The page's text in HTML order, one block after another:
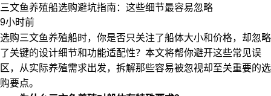
三文鱼养殖船选购避坑指南：这些细节最容易忽略
9小时前
选购三文鱼养殖船时，你是否只关注了船体大小和价格，却忽略
了关键的设计细节和功能适配性？本文将帮你避开这些常见误
区，从实际养殖需求出发，拆解那些容易被忽视却至关重要的选
购要点。